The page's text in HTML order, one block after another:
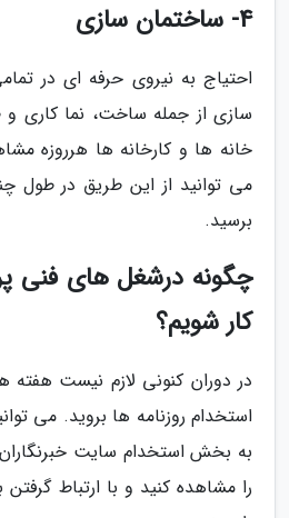
4- ساختمان سازی
احتیاج به نیروی حرفه ای در
سازی از جمله ساخت، نما کاری
خانه ها و کارخانه ها هرروزه
می توانید از این طریق در طول
برسید.
چگونه درشغل های فنی
کار شویم؟
در دوران کنونی لازم نیست
استخدام روزنامه ها بروید. می
به بخش استخدام سایت
را مشاهده کنید و با ارتباط